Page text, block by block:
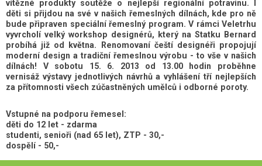
vítězné produkty soutěže o nejlepší regionální potravinu. I
děti si přijdou na své v našich řemeslných dílnách, kde pro ně
bude připraven speciální řemeslný program. V rámci Veletrhu
vyvrcholí velký workshop designérů, který na Statku Bernard
probíhá již od května. Renomovaní čeští designéři propojují
moderní design a tradiční řemeslnou výrobu - to vše v našich
dílnách! V sobotu 15. 6. 2013 od 13.00 hodin proběhne
vernisáž výstavy jednotlivých návrhů a vyhlášení tří nejlepších
za přítomnosti všech zúčastněných umělců i odborné poroty.
Vstupné na podporu řemesel:
děti do 12 let - zdarma
studenti, senioři (nad 65 let), ZTP - 30,-
dospělí - 50,-